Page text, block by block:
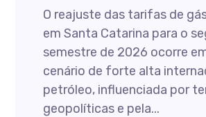
O reajuste das tarifas de
em Santa Catarina para o
semestre de 2026 ocorre
cenário de forte alta
petróleo, influenciada por
geopolíticas e pela...